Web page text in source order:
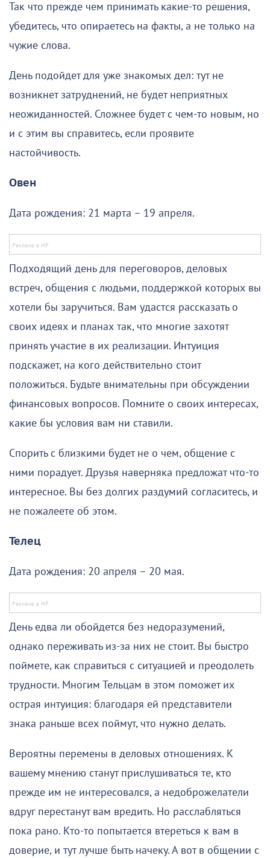
Так что прежде чем принимать какие-то решения,
убедитесь, что опираетесь на факты, а не только на
чужие слова.
День подойдет для уже знакомых дел: тут не
возникнет затруднений, не будет неприятных
неожиданностей. Сложнее будет с чем-то новым, но
и с этим вы справитесь, если проявите
настойчивость.
Овен
Дата рождения: 21 марта – 19 апреля.
Подходящий день для переговоров, деловых
встреч, общения с людьми, поддержкой которых вы
хотели бы заручиться. Вам удастся рассказать о
своих идеях и планах так, что многие захотят
принять участие в их реализации. Интуиция
подскажет, на кого действительно стоит
положиться. Будьте внимательны при обсуждении
финансовых вопросов. Помните о своих интересах,
какие бы условия вам ни ставили.
Спорить с близкими будет не о чем, общение с
ними порадует. Друзья наверняка предложат что-то
интересное. Вы без долгих раздумий согласитесь, и
не пожалеете об этом.
Телец
Дата рождения: 20 апреля – 20 мая.
День едва ли обойдется без недоразумений,
однако переживать из-за них не стоит. Вы быстро
поймете, как справиться с ситуацией и преодолеть
трудности. Многим Тельцам в этом поможет их
острая интуиция: благодаря ей представители
знака раньше всех поймут, что нужно делать.
Вероятны перемены в деловых отношениях. К
вашему мнению станут прислушиваться те, кто
прежде им не интересовался, а недоброжелатели
вдруг перестанут вам вредить. Но расслабляться
пока рано. Кто-то попытается втереться к вам в
доверие, и тут лучше быть начеку. А вот в общении с